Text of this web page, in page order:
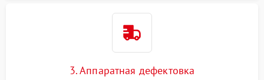
3. Аппаратная дефектовка